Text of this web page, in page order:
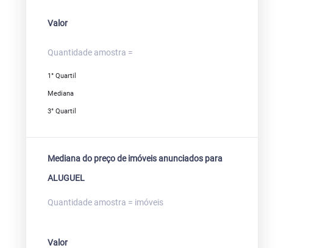
Valor
Quantidade amostra =
1° Quartil
Mediana
3° Quartil
Mediana do preço de imóveis anunciados para
ALUGUEL
Quantidade amostra = imóveis
Valor